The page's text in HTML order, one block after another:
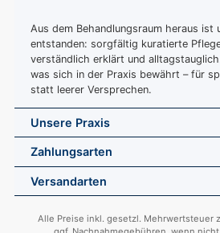
Aus dem Behandlungsraum heraus ist
entstanden: sorgfältig kuratierte
verständlich erklärt und
was sich in der Praxis bewährt – für
statt leerer Versprechen.
Unsere Praxis
Zahlungsarten
Versandarten
Alle Preise inkl. gesetzl. Mehrwertsteuer